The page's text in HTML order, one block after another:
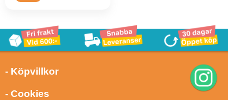
- Köpvillkor
- Cookies